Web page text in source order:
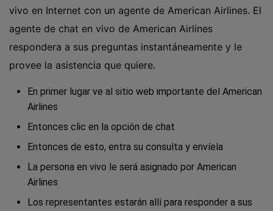
vivo en Internet con un agente de American Airlines. El
agente de chat en vivo de American Airlines
respondera a sus preguntas instantáneamente y le
provee la asistencia que quiere.
En primer lugar ve al sitio web importante del American
Airlines
Entonces clic en la opción de chat
Entonces de esto, entra su consulta y envíela
La persona en vivo le será asignado por American
Airlines
Los representantes estarán allí para responder a sus